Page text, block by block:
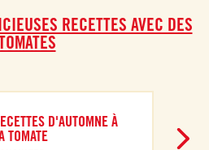
RECETTES AVEC DES
D'AUTOMNE À
TOMATE